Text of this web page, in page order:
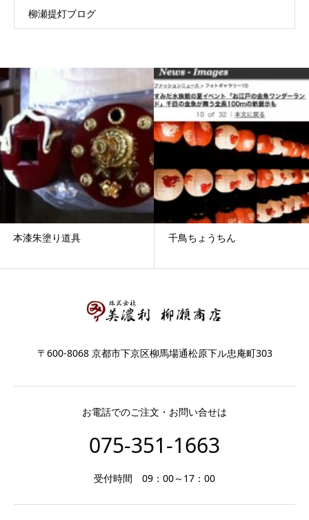
柳瀬提灯ブログ
本漆朱塗り道具 千鳥ちょうちん
〒600-8068 京都市下京区柳馬場通松原下ル忠庵町303
お電話でのご注文・お問い合せは
075-351-1663
受付時間 09：00～17：00